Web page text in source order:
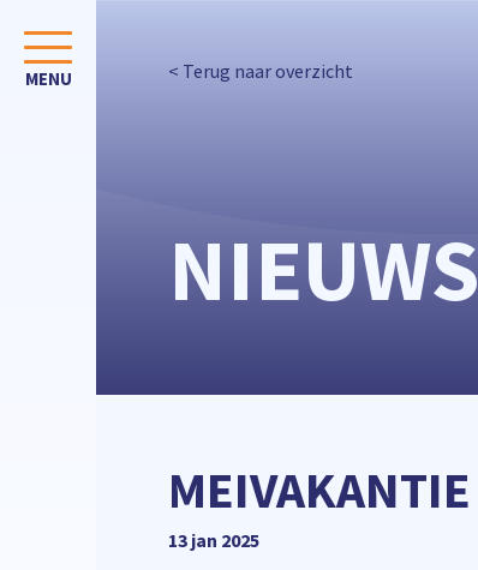
< Terug naar overzicht
NIEUWS
MEIVAKANTIE
13 jan 2025